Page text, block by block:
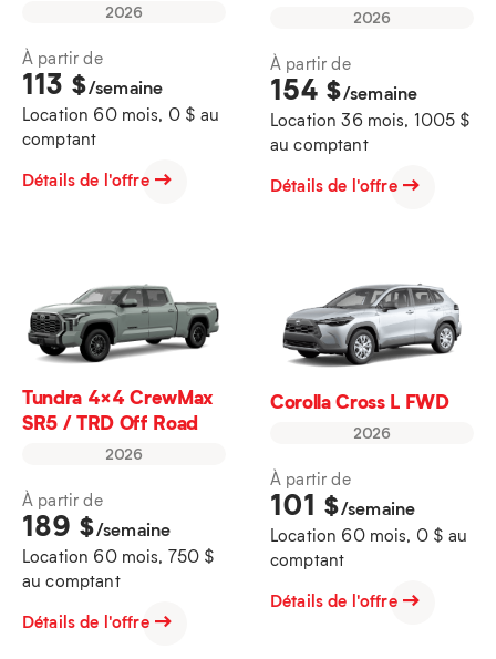
2026
À partir de
113 $/semaine
Location 60 mois, 0 $ au
comptant
Détails de l'offre
2026
À partir de
154 $/semaine
Location 36 mois, 1005 $
au comptant
Détails de l'offre
Tundra 4×4 CrewMax
SR5 / TRD Off Road
2026
À partir de
189 $/semaine
Location 60 mois, 750 $
au comptant
Détails de l'offre
Corolla Cross L FWD
2026
À partir de
101 $/semaine
Location 60 mois, 0 $ au
comptant
Détails de l'offre